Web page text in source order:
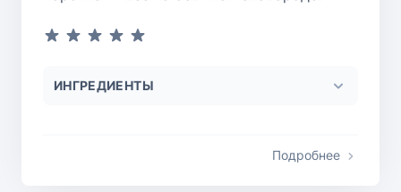
ИНГРЕДИЕНТЫ
Подробнее